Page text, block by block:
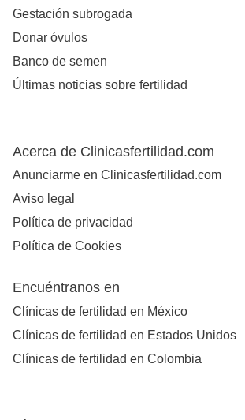
Gestación subrogada
Donar óvulos
Banco de semen
Últimas noticias sobre fertilidad
Acerca de Clinicasfertilidad.com
Anunciarme en Clinicasfertilidad.com
Aviso legal
Política de privacidad
Política de Cookies
Encuéntranos en
Clínicas de fertilidad en México
Clínicas de fertilidad en Estados Unidos
Clínicas de fertilidad en Colombia